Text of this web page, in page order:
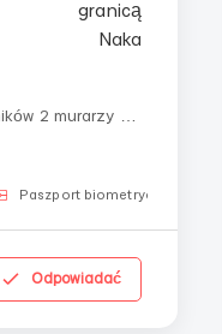
Paszport biometryczny
Odpowiadać